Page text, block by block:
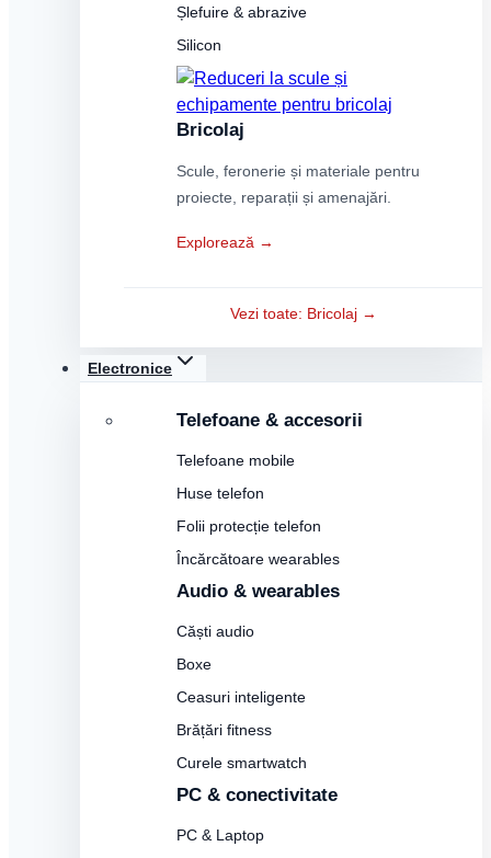
Șlefuire & abrazive
Silicon
Bricolaj
Scule, feronerie și materiale pentru
proiecte, reparații și amenajări.
Explorează →
Vezi toate: Bricolaj →
Electronice
Telefoane & accesorii
Telefoane mobile
Huse telefon
Folii protecție telefon
Încărcătoare wearables
Audio & wearables
Căști audio
Boxe
Ceasuri inteligente
Brățări fitness
Curele smartwatch
PC & conectivitate
PC & Laptop